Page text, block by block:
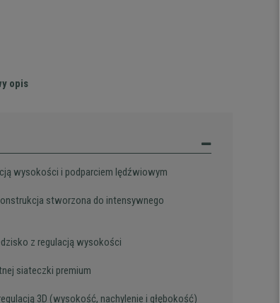
opis
wysokości i podparciem lędźwiowym
stworzona do intensywnego
z regulacją wysokości
siateczki premium
3D (wysokość, nachylenie i głębokość)